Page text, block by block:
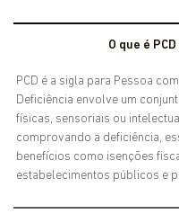
O que é
PCD é a sigla para Pessoa
Deficiência envolve um
físicas, sensoriais ou
comprovando a deficiência,
benefícios como isenções
estabelecimentos públicos e